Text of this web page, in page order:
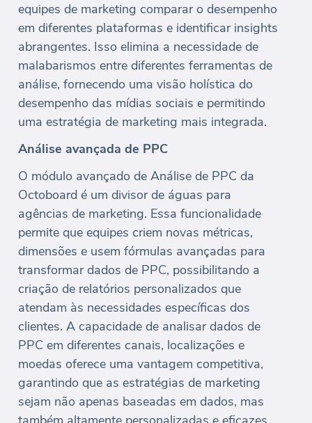
equipes de marketing comparar o desempenho
em diferentes plataformas e identificar insights
abrangentes. Isso elimina a necessidade de
malabarismos entre diferentes ferramentas de
análise, fornecendo uma visão holística do
desempenho das mídias sociais e permitindo
uma estratégia de marketing mais integrada.
Análise avançada de PPC
O módulo avançado de Análise de PPC da
Octoboard é um divisor de águas para
agências de marketing. Essa funcionalidade
permite que equipes criem novas métricas,
dimensões e usem fórmulas avançadas para
transformar dados de PPC, possibilitando a
criação de relatórios personalizados que
atendam às necessidades específicas dos
clientes. A capacidade de analisar dados de
PPC em diferentes canais, localizações e
moedas oferece uma vantagem competitiva,
garantindo que as estratégias de marketing
sejam não apenas baseadas em dados, mas